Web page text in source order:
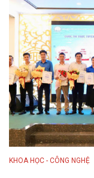
KHOA HỌC - CÔNG NGHỆ